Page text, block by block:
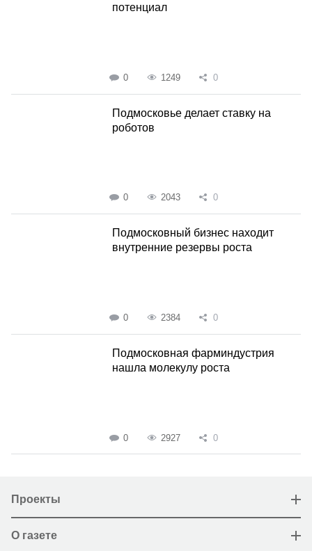
потенциал
0 1249 0
Подмосковье делает ставку на
роботов
0 2043 0
Подмосковный бизнес находит
внутренние резервы роста
0 2384 0
Подмосковная фарминдустрия
нашла молекулу роста
0 2927 0
Проекты
О газете